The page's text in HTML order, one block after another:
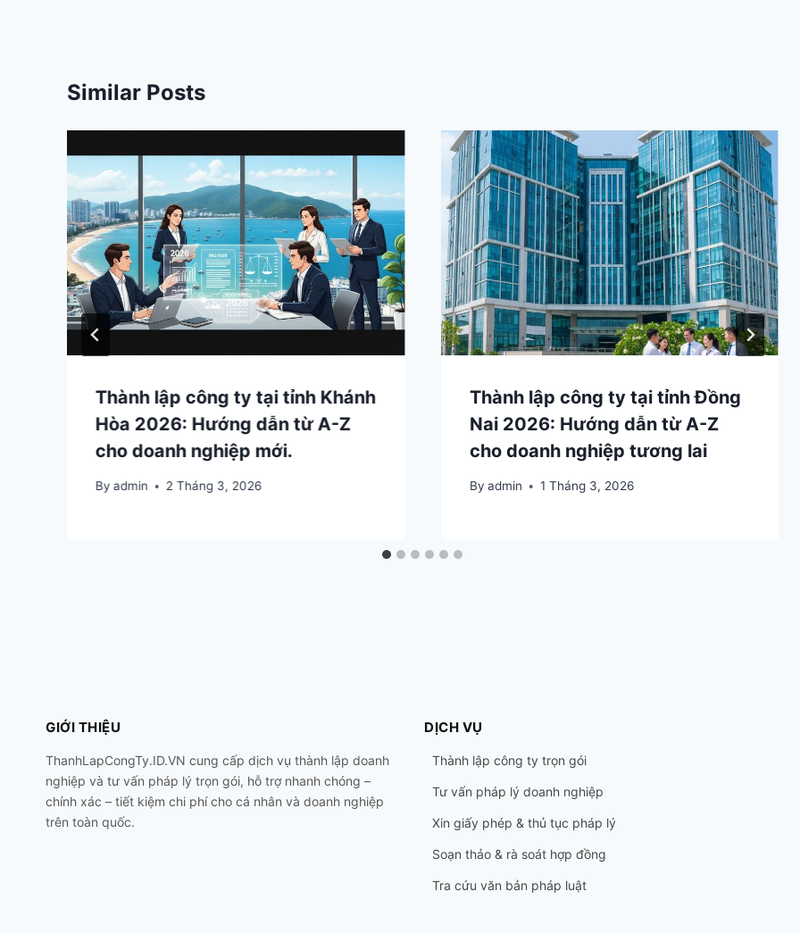
Similar Posts
Thành lập công ty tại tỉnh Khánh
Hòa 2026: Hướng dẫn từ A-Z
cho doanh nghiệp mới.
By admin 2 Tháng 3, 2026
Thành lập công ty tại tỉnh Đồng
Nai 2026: Hướng dẫn từ A-Z
cho doanh nghiệp tương lai
By admin 1 Tháng 3, 2026
GIỚI THIỆU
ThanhLapCongTy.ID.VN cung cấp dịch vụ thành lập doanh
nghiệp và tư vấn pháp lý trọn gói, hỗ trợ nhanh chóng –
chính xác – tiết kiệm chi phí cho cá nhân và doanh nghiệp
trên toàn quốc.
DỊCH VỤ
Thành lập công ty trọn gói
Tư vấn pháp lý doanh nghiệp
Xin giấy phép & thủ tục pháp lý
Soạn thảo & rà soát hợp đồng
Tra cứu văn bản pháp luật